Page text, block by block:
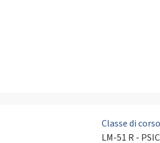
Classe di corso
LM-51 R -